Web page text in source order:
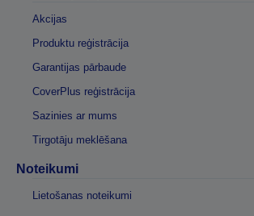
Akcijas
Produktu reģistrācija
Garantijas pārbaude
CoverPlus reģistrācija
Sazinies ar mums
Tirgotāju meklēšana
Noteikumi
Lietošanas noteikumi